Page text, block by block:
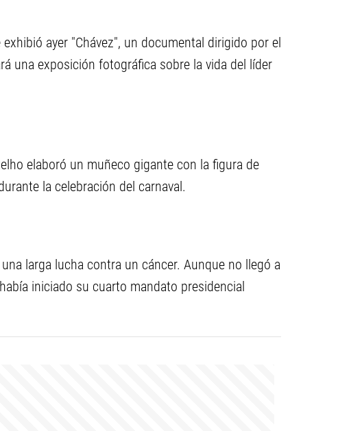
ayer "Chávez", un documental dirigido por el
una exposición fotográfica sobre la vida del líder
elaboró un muñeco gigante con la figura de
la celebración del carnaval.
larga lucha contra un cáncer. Aunque no llegó a
iniciado su cuarto mandato presidencial